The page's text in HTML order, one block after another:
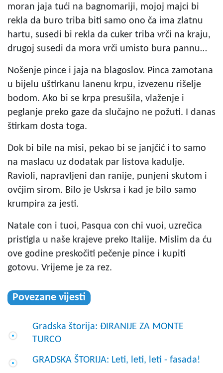
moran jaja tući na bagnomariji, mojoj majci bi
rekla da buro triba biti samo ono ča ima zlatnu
hartu, susedi bi rekla da cuker triba vrči na kraju,
drugoj susedi da mora vrči umisto bura pannu…
Nošenje pince i jaja na blagoslov. Pinca zamotana
u bijelu uštirkanu lanenu krpu, izvezenu rišelje
bodom. Ako bi se krpa presušila, vlaženje i
peglanje preko gaze da slučajno ne požuti. I danas
štirkam dosta toga.
Dok bi bile na misi, pekao bi se janjčić i to samo
na maslacu uz dodatak par listova kadulje.
Ravioli, napravljeni dan ranije, punjeni skutom i
ovčjim sirom. Bilo je Uskrsa i kad je bilo samo
krumpira za jesti.
Natale con i tuoi, Pasqua con chi vuoi, uzrečica
pristigla u naše krajeve preko Italije. Mislim da ću
ove godine preskočiti pečenje pince i kupiti
gotovu. Vrijeme je za rez.
Povezane vijesti
Gradska štorija: ĐIRANIJE ZA MONTE
TURCO
GRADSKA ŠTORIJA: Leti, leti, leti - fasada!